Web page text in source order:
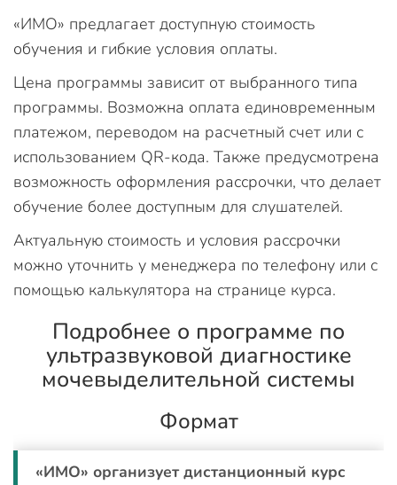
«ИМО» предлагает доступную стоимость
обучения и гибкие условия оплаты.
Цена программы зависит от выбранного типа
программы. Возможна оплата единовременным
платежом, переводом на расчетный счет или с
использованием QR-кода. Также предусмотрена
возможность оформления рассрочки, что делает
обучение более доступным для слушателей.
Актуальную стоимость и условия рассрочки
можно уточнить у менеджера по телефону или с
помощью калькулятора на странице курса.
Подробнее о программе по
ультразвуковой диагностике
мочевыделительной системы
Формат
«ИМО» организует дистанционный курс